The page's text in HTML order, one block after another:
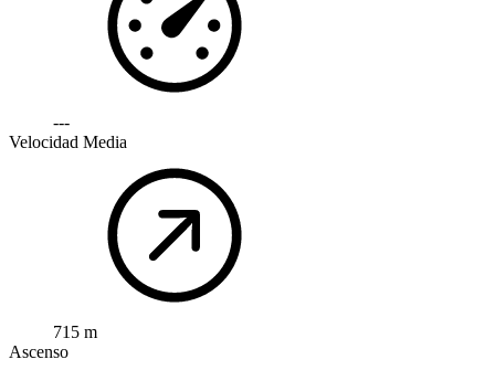
---
Velocidad Media
715 m
Ascenso